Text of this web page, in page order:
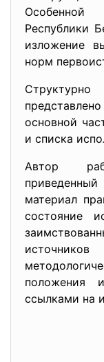
Особенной
Республики
изложение
норм
основной
и списка
Автор
приведенный
материал
состояние
положения
ссылками на